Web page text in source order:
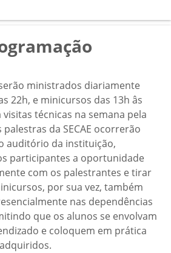
ministrados diariamente
22h, e minicursos das 13h âs
técnicas na semana pela
da SECAE ocorrerão
auditório da instituição,
participantes a oportunidade
com os palestrantes e tirar
por sua vez, também
nas dependências
que os alunos se envolvam
e coloquem em prática